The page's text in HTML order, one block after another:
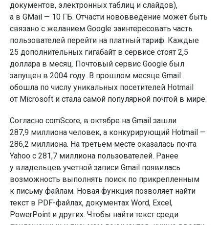
документов, электронных таблиц и слайдов),
а в GMail — 10 ГБ. Отчасти нововведение может быть
связано с желанием Google заинтересовать часть
пользователей перейти на платный тариф. Каждые
25 дополнительных гигабайт в сервисе стоят 2,5
доллара в месяц. Почтовый сервис Google был
запущен в 2004 году. В прошлом месяце Gmail
обошла по числу уникальных посетителей Hotmail
от Microsoft и стала самой популярной почтой в мире.
Согласно comScore, в октябре на Gmail зашли
287,9 миллиона человек, а конкурирующий Hotmail —
286,2 миллиона. На третьем месте оказалась почта
Yahoo с 281,7 миллиона пользователей. Ранее
у владельцев учетной записи Gmail появилась
возможность выполнять поиск по прикрепленным
к письму файлам. Новая функция позволяет найти
текст в PDF-файлах, документах Word, Excel,
PowerPoint и других. Чтобы найти текст среди